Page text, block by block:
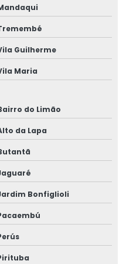
salvador
Guilherme
Maria
do Limão
da Lapa
Bonfiglioli